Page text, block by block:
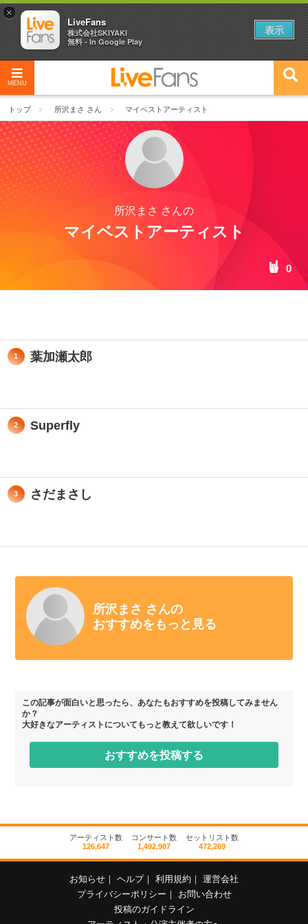
MENU
トップ 所沢まさ さん マイベストアーティスト
所沢まさ さんの
マイベストアーティスト
0
1 葉加瀬太郎
2 Superfly
3 さだまさし
所沢まさ さんの
おすすめをもっと見る
この記事が面白いと思ったら、あなたもおすすめを投稿してみません
か？
大好きなアーティストについてもっと教えて欲しいです！
おすすめを投稿する
アーティスト数
126,647
コンサート数
1,492,907
セットリスト数
472,269
お知らせ ｜ ヘルプ｜ 利用規約 ｜ 運営会社
プライバシーポリシー ｜
お問い合わせ
投稿のガイドライン
×
LiveFans
株式会社SKIYAKI
無料 - In Google Play
表示